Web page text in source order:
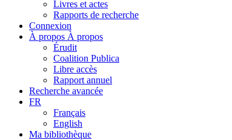
Livres et actes
Rapports de recherche
Connexion
À propos À propos
Érudit
Coalition Publica
Libre accès
Rapport annuel
Recherche avancée
FR
Français
English
Ma bibliothèque